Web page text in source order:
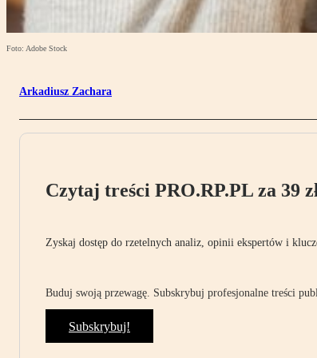
Foto: Adobe Stock
Arkadiusz Zachara
Czytaj treści PRO.RP.PL za 39
Zyskaj dostęp do rzetelnych analiz, opinii ekspertów i
Buduj swoją przewagę. Subskrybuj profesjonalne treści
Subskrybuj!